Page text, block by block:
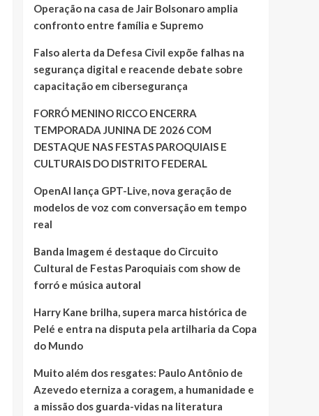
Operação na casa de Jair Bolsonaro amplia
confronto entre família e Supremo
Falso alerta da Defesa Civil expõe falhas na
segurança digital e reacende debate sobre
capacitação em cibersegurança
FORRÓ MENINO RICCO ENCERRA
TEMPORADA JUNINA DE 2026 COM
DESTAQUE NAS FESTAS PAROQUIAIS E
CULTURAIS DO DISTRITO FEDERAL
OpenAI lança GPT-Live, nova geração de
modelos de voz com conversação em tempo
real
Banda Imagem é destaque do Circuito
Cultural de Festas Paroquiais com show de
forró e música autoral
Harry Kane brilha, supera marca histórica de
Pelé e entra na disputa pela artilharia da Copa
do Mundo
Muito além dos resgates: Paulo Antônio de
Azevedo eterniza a coragem, a humanidade e
a missão dos guarda-vidas na literatura